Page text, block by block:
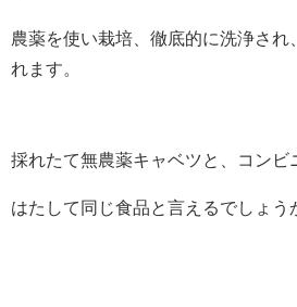
農薬を使い栽培、徹底的に洗浄され
れます。
採れたて無農薬キャベツと、コンビ
はたして同じ食品と言えるでしょう